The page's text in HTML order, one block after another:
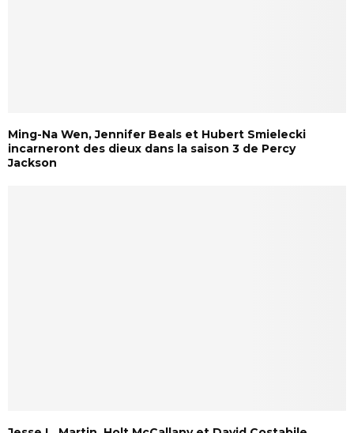
Ming-Na Wen, Jennifer Beals et Hubert Smielecki
incarneront des dieux dans la saison 3 de Percy
Jackson